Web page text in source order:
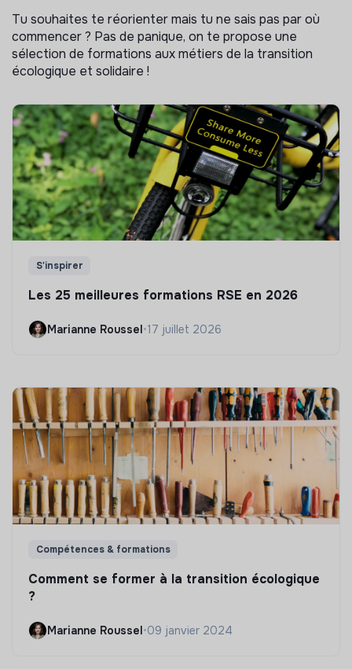
Tu souhaites te réorienter mais tu ne sais pas par où
commencer ? Pas de panique, on te propose une
sélection de formations aux métiers de la transition
écologique et solidaire !
S'inspirer
Les 25 meilleures formations RSE en 2026
Marianne Roussel•17 juillet 2026
Compétences & formations
Comment se former à la transition écologique
?
Marianne Roussel•09 janvier 2024